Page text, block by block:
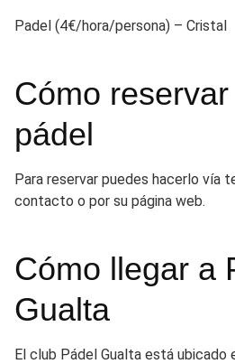
Padel (4€/hora/persona) – Cristal
Cómo
pádel
Para reservar puedes hacerlo vía
contacto o por su página web.
Cómo llegar a
Gualta
El club Pádel Gualta está ubicado